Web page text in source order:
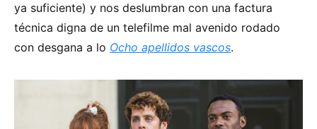
ya suficiente) y nos deslumbran con una factura
técnica digna de un telefilme mal avenido rodado
con desgana a lo Ocho apellidos vascos.